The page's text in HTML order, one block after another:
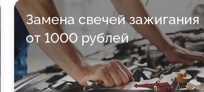
Замена свечей зажигания
от 1000 рублей